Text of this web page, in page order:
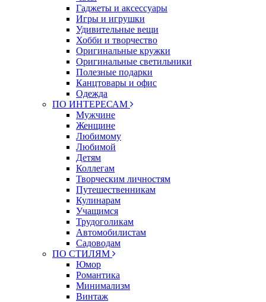
Гаджеты и аксессуары
Игры и игрушки
Удивительные вещи
Хобби и творчество
Оригинальные кружки
Оригинальные светильники
Полезные подарки
Канцтовары и офис
Одежда
ПО ИНТЕРЕСАМ
Мужчине
Женщине
Любимому
Любимой
Детям
Коллегам
Творческим личностям
Путешественникам
Кулинарам
Учащимся
Трудоголикам
Автомобилистам
Садоводам
ПО СТИЛЯМ
Юмор
Романтика
Минимализм
Винтаж